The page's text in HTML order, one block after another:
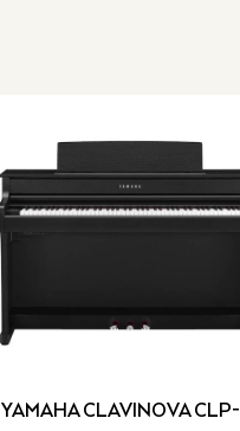
YAMAHA CLAVINOVA CLP-